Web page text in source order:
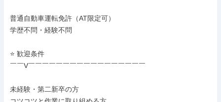
普通自動車運転免許（AT限定可）
学歴不問・経験不問
⭐ 歓迎条件
￣￣V￣￣￣￣￣￣￣￣￣￣￣￣￣￣￣￣￣
未経験・第二新卒の方